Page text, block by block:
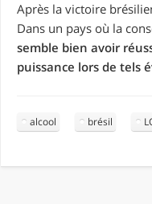
Après la victoire
Dans un pays où la
semble bien avoir
puissance lors de tels
alcool brésil